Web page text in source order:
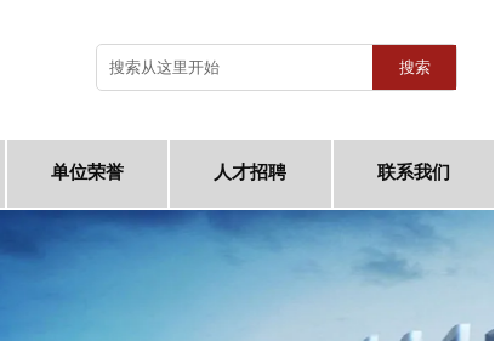
搜索
单位荣誉 人才招聘 联系我们